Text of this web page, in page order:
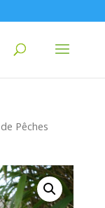
Pêches